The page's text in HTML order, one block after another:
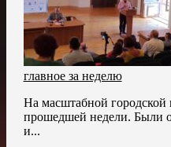
главное за неделю
На масштабной городской
прошедшей недели. Были
и...